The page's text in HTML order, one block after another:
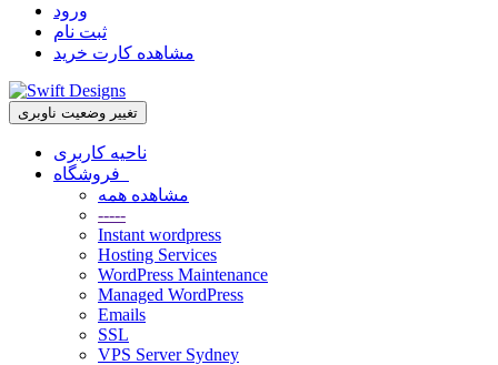
ورود
ثبت نام
مشاهده کارت خرید
تغییر وضعیت ناوبری
ناحیه کاربری
مشاهده همه
-----
Instant wordpress
Hosting Services
WordPress Maintenance
Managed WordPress
Emails
SSL
VPS Server Sydney